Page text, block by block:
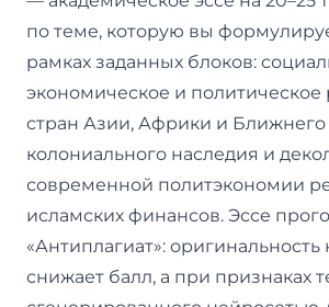
по теме, которую вы
рамках заданных блоков:
экономическое и политическое
стран Азии, Африки и Ближнего
колониального наследия и
современной политэкономии
исламских финансов. Эссе
«Антиплагиат»: оригинальность
снижает балл, а при признаках